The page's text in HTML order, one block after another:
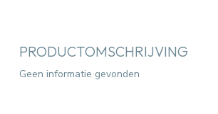
PRODUCTOMSCHRIJVING
Geen informatie gevonden